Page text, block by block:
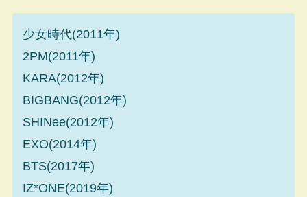
少女時代(2011年)
2PM(2011年)
KARA(2012年)
BIGBANG(2012年)
SHINee(2012年)
EXO(2014年)
BTS(2017年)
IZ*ONE(2019年)